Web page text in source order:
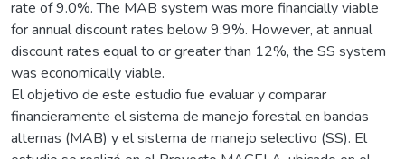
rate of 9.0%. The MAB system was more financially viable
for annual discount rates below 9.9%. However, at annual
discount rates equal to or greater than 12%, the SS system
was economically viable.
El objetivo de este estudio fue evaluar y comparar
financieramente el sistema de manejo forestal en bandas
alternas (MAB) y el sistema de manejo selectivo (SS). El